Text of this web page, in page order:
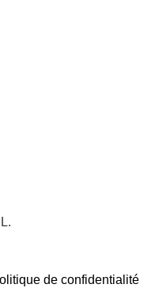
de confidentialité